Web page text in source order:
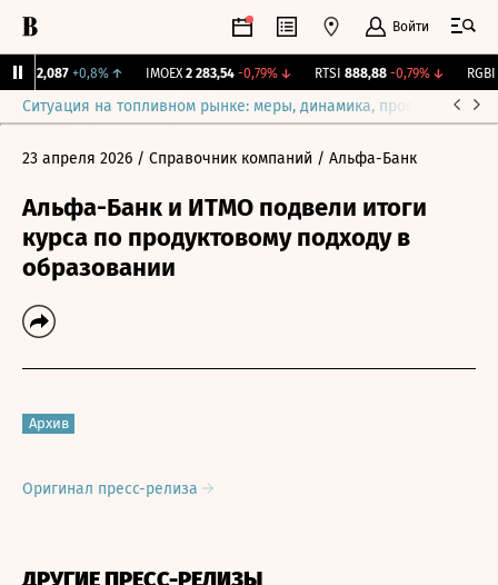
Войти
12,087 +0,8% ↑ IMOEX 2 283,54 -0,79%↓ RTSI 888,88 -0,79%↓ RGBI
Ситуация на топливном рынке: меры, динамика, прогнозы
23 апреля 2026 / Справочник компаний / Альфа-Банк
Альфа-Банк и ИТМО подвели итоги
курса по продуктовому подходу в
образовании
Архив
Оригинал пресс-релиза
ДРУГИЕ ПРЕСС-РЕЛИЗЫ